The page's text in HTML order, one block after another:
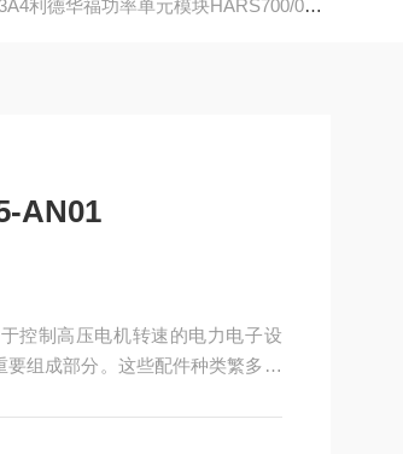
德华福功率单元模块HARS700/085-AN01
AN01
控制高压电机转速的电力电子设
组成部分。这些配件种类繁多，